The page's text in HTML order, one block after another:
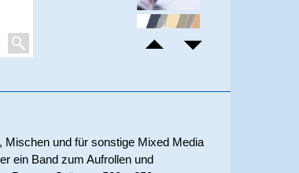
und für sonstige Mixed Media
ein Band zum Aufrollen und